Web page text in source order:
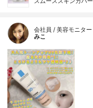
会社員 / 美容モニター
みこ